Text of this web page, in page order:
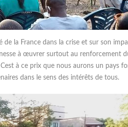
la France dans la crise et sur son
à œuvrer surtout au renforcement
à ce prix que nous aurons un pays
dans le sens des intérêts de tous.